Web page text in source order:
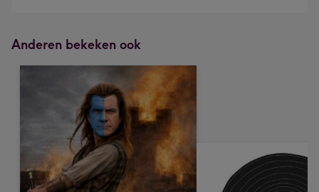
Anderen bekeken ook